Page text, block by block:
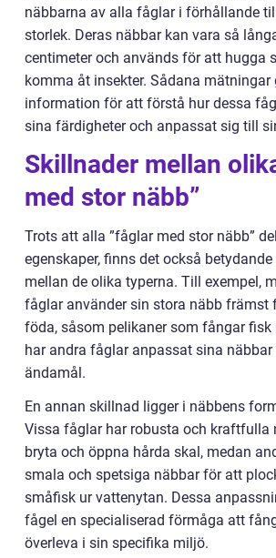
näbbarna av alla fåglar i förhållande
storlek. Deras näbbar kan vara så
centimeter och används för att hugga
komma åt insekter. Sådana mätningar
information för att förstå hur dessa
sina färdigheter och anpassat sig till
Skillnader mellan
med stor näbb”
Trots att alla ”fåglar med stor näbb”
egenskaper, finns det också
mellan de olika typerna. Till exempel,
fåglar använder sin stora näbb främst
föda, såsom pelikaner som fångar fisk
har andra fåglar anpassat sina
ändamål.
En annan skillnad ligger i näbbens
Vissa fåglar har robusta och kraftfulla
bryta och öppna hårda skal, medan
smala och spetsiga näbbar för att
småfisk ur vattenytan. Dessa
fågel en specialiserad förmåga att
överleva i sin specifika miljö.